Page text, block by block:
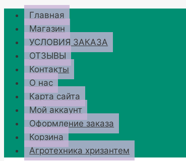
Перейти
содержимому
Главная
Магазин
УСЛОВИЯ ЗАКАЗА
ОТЗЫВЫ
Контакты
О нас
Карта сайта
Мой аккаунт
Оформление заказа
Корзина
Агротехника хризантем